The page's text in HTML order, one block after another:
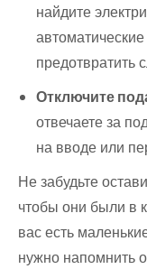
найдите
предотвратить
Отключите
отвечаете за
на вводе или
Не забудьте
чтобы они были в
вас есть
нужно напомнить